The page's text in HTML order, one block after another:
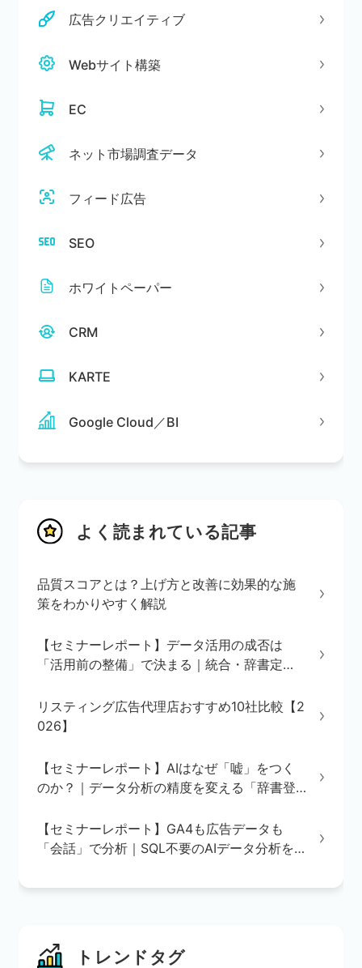
広告クリエイティブ
Webサイト構築
EC
ネット市場調査データ
フィード広告
SEO
ホワイトペーパー
CRM
KARTE
Google Cloud／BI
よく読まれている記事
品質スコアとは？上げ方と改善に効果的な施
策をわかりやすく解説
【セミナーレポート】データ活用の成否は
「活用前の整備」で決まる｜統合・辞書定
リスティング広告代理店おすすめ10社比較【2
026】
【セミナーレポート】AIはなぜ「嘘」をつく
のか？｜データ分析の精度を変える「辞書登
【セミナーレポート】GA4も広告データも
「会話」で分析｜SQL不要のAIデータ分析を
トレンドタグ